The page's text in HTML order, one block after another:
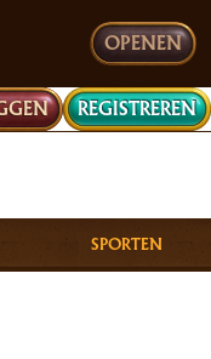
OPENEN
REGISTREREN
SPORTEN